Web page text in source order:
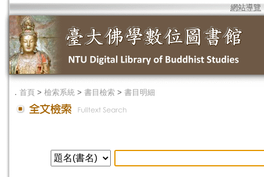
網站導覽
． 首頁 > 檢索系統 > 書目檢索 > 書目明細